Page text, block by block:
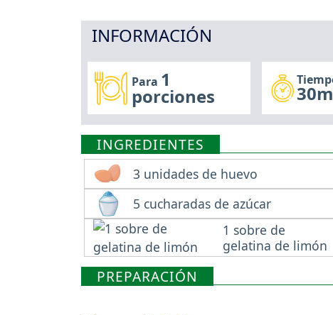
INFORMACIÓN
Para 1
porciones
INGREDIENTES
3 unidades de huevo
5 cucharadas de azúcar
1 sobre de
gelatina de limón
PREPARACIÓN